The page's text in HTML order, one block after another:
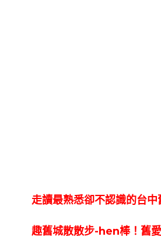
走讀最熟悉卻不認識的台中
趣舊城散散步-hen棒！舊愛